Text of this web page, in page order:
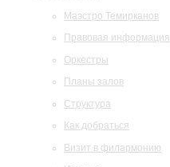
Маэстро Темирканов
Правовая информация
Оркестры
Планы залов
Структура
Как добраться
Визит в филармонию